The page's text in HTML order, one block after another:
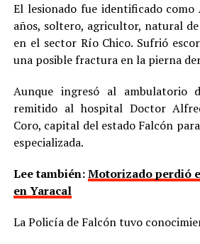
El lesionado fue identificado
años, soltero, agricultor, natural
en el sector Río Chico. Sufrió
una posible fractura en la pierna
Aunque ingresó al ambulatorio
remitido al hospital Doctor
Coro, capital del estado Falcón
especializada.
Lee también:Motorizado perdió
en Yaracal
La Policía de Falcón tuvo